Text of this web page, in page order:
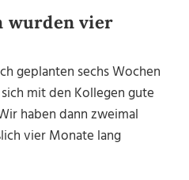
wurden vier
geplanten sechs Wochen
mit den Kollegen gute
haben dann zweimal
vier Monate lang